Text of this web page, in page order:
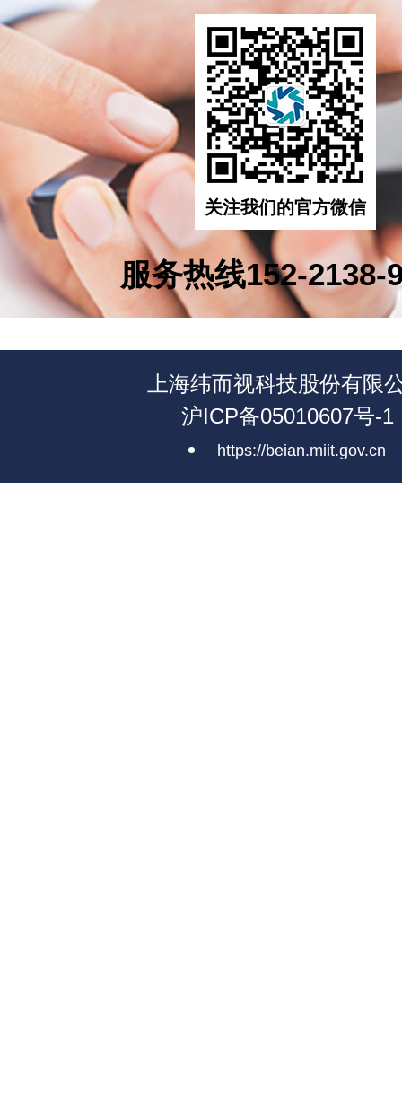
关注我们的官方微信
服务热线152-2138-
上海纬而视科技股份有限
沪ICP备05010607号-1
https://beian.miit.gov.cn